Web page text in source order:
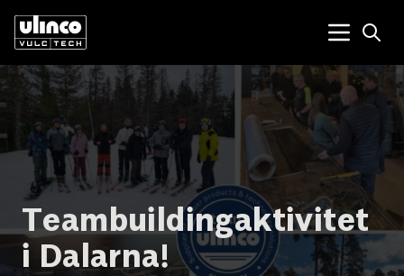
Menu
Teambuildingaktivitet
i Dalarna!